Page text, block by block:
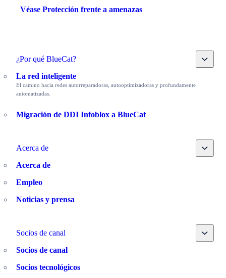
Véase Protección frente a amenazas
¿Por qué BlueCat? Toggle
La red inteligente
El camino hacia redes autorreparadoras, autooptimizadoras y profundamente
automatizadas.
Migración de DDI Infoblox a BlueCat
Acerca de Toggle
Acerca de
Empleo
Noticias y prensa
Socios de canal Toggle
Socios de canal
Socios tecnológicos